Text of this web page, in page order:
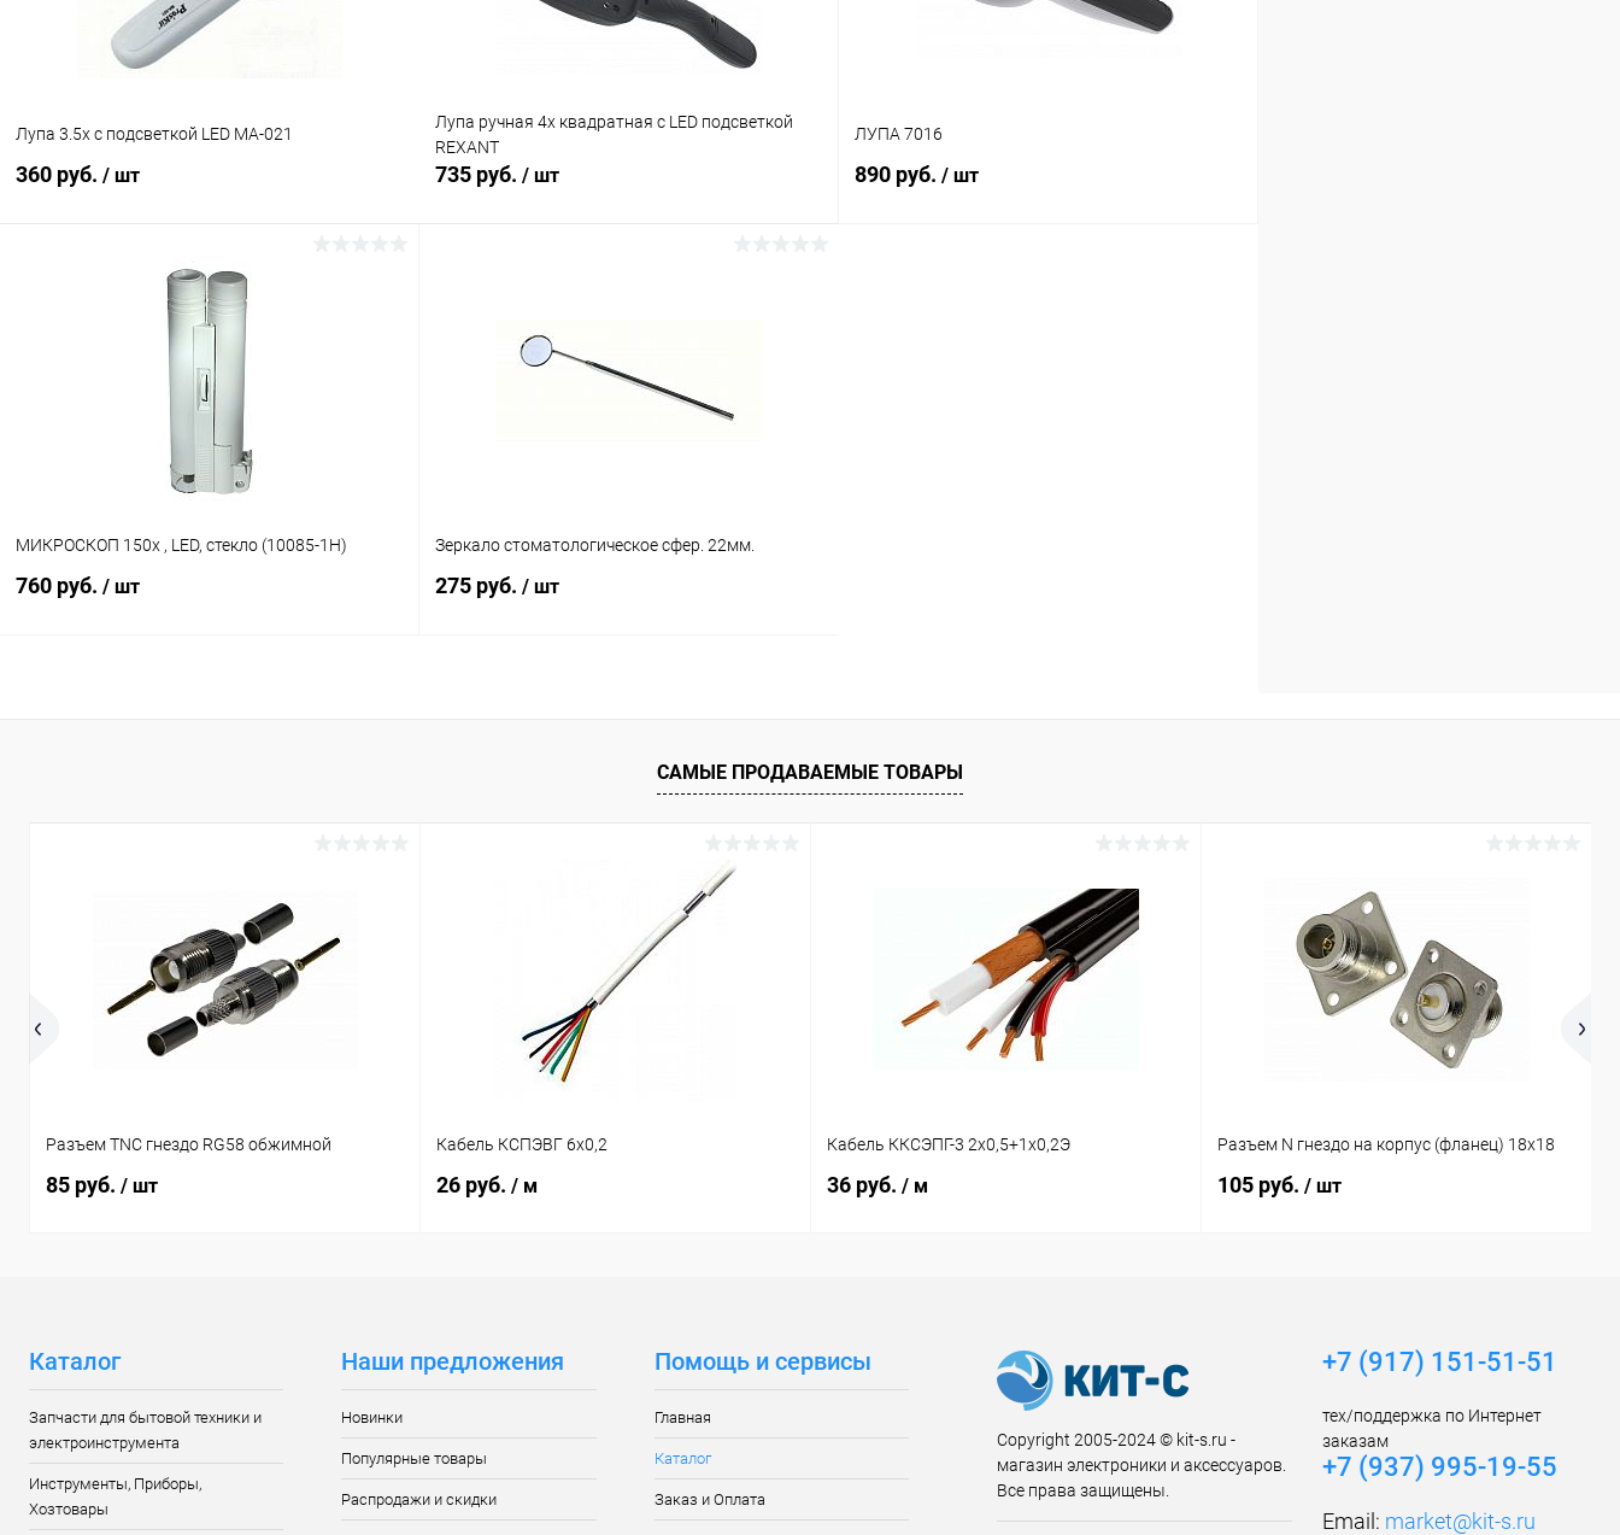
Лупа 3.5x с подсветкой LED МА-021
360 руб. / шт
В корзину
Лупа ручная 4х квадратная с LED подсветкой
REXANT
735 руб. / шт
Сравнение
ЛУПА 7016
890 руб. / шт
МИКРОСКОП 150х , LED, стекло (10085-1H)
760 руб. / шт
Зеркало стоматологическое сфер. 22мм.
275 руб. / шт
В наличии (4)
САМЫЕ ПРОДАВАЕМЫЕ ТОВАРЫ
Разъем TNC гнездо RG58 обжимной
85 руб. / шт
Кабель КСПЭВГ 6х0,2
26 руб. / м
Кабель ККСЭПГ-3 2х0,5+1х0,2Э
36 руб. / м
Разъем N гнездо на корпус (фланец) 18x18
105 руб. / шт
Каталог
Запчасти для бытовой техники и
электроинструмента
Инструменты, Приборы,
Хозтовары
Наши предложения
Новинки
Популярные товары
Распродажи и скидки
Помощь и сервисы
Главная
Каталог
Заказ и Оплата
Copyright 2005-2024 © kit-s.ru -
магазин электроники и аксессуаров.
Все права защищены.
+7 (917) 151-51-51
тех/поддержка по Интернет
заказам
+7 (937) 995-19-55
Email: market@kit-s.ru